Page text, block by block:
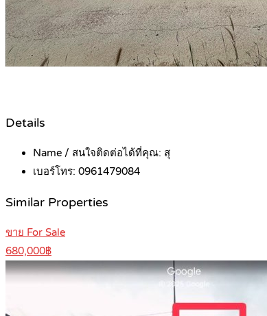
Details
Name / สนใจติดต่อได้ที่คุณ: สุ
เบอร์โทร: 0961479084
Similar Properties
ขาย For Sale
680,000฿